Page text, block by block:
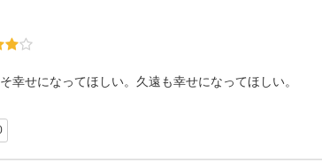
幸せになってほしい。久遠も幸せになってほしい。